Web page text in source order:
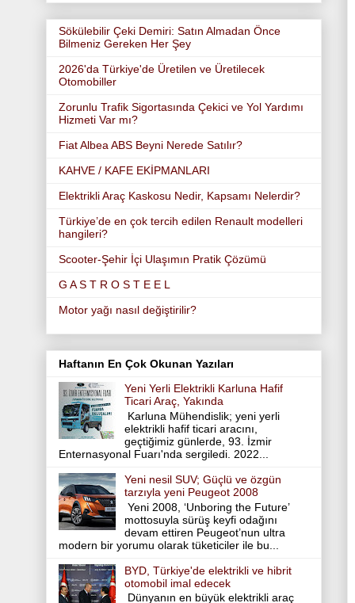
Sökülebilir Çeki Demiri: Satın Almadan Önce
Bilmeniz Gereken Her Şey
2026'da Türkiye'de Üretilen ve Üretilecek
Otomobiller
Zorunlu Trafik Sigortasında Çekici ve Yol Yardımı
Hizmeti Var mı?
Fiat Albea ABS Beyni Nerede Satılır?
KAHVE / KAFE EKİPMANLARI
Elektrikli Araç Kaskosu Nedir, Kapsamı Nelerdir?
Türkiye’de en çok tercih edilen Renault modelleri
hangileri?
Scooter-Şehir İçi Ulaşımın Pratik Çözümü
G A S T R O S T E E L
Motor yağı nasıl değiştirilir?
Haftanın En Çok Okunan Yazıları
Yeni Yerli Elektrikli Karluna Hafif
Ticari Araç, Yakında
Karluna Mühendislik; yeni yerli
elektrikli hafif ticari aracını,
geçtiğimiz günlerde, 93. İzmir
Enternasyonal Fuarı'nda sergiledi. 2022...
Yeni nesil SUV; Güçlü ve özgün
tarzıyla yeni Peugeot 2008
Yeni 2008, ‘Unboring the Future’
mottosuyla sürüş keyfi odağını
devam ettiren Peugeot’nun ultra
modern bir yorumu olarak tüketiciler ile bu...
BYD, Türkiye'de elektrikli ve hibrit
otomobil imal edecek
Dünyanın en büyük elektrikli araç